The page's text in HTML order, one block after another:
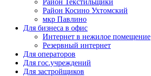
Район Косино Ухтомский
мкр Павлино
Для бизнеса в офис
Интернет в нежилое помещение
Резервный интернет
Для операторов
Для гос.учреждений
Для застройщиков